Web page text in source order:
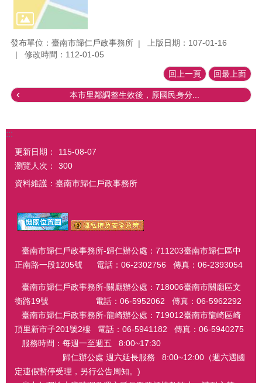
發布單位：臺南市歸仁戶政事務所
上版日期：107-01-16
修改時間：112-01-05
回上一頁 回最上面
本市里鄰調整生效後，原國民身分...
:::
更新日期：
115-08-07
瀏覽人次：
300
資料維護：臺南市歸仁戶政事務所
臺南市歸仁戶政事務所-歸仁辦公處：711203臺南市歸仁區中
正南路一段1205號 電話：06-2302756 傳真：06-2393054
臺南市歸仁戶政事務所-關廟辦公處：718006臺南市關廟區文
衡路19號 電話：06-5952062 傳真：06-5962292
臺南市歸仁戶政事務所-龍崎辦公處：719012臺南市龍崎區崎
頂里新市子201號2樓 電話：06-5941182 傳真：06-5940275
服務時間：每週一至週五 8:00~17:30
歸仁辦公處 週六延長服務 8:00~12:00（週六遇國
定連假暫停受理，另行公告周知。)